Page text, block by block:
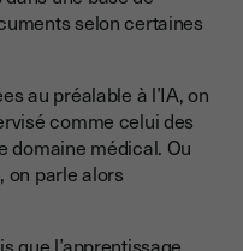
selon certaines
au préalable à l’IA, on
comme celui des
domaine médical. Ou
on parle alors
que l’apprentissage